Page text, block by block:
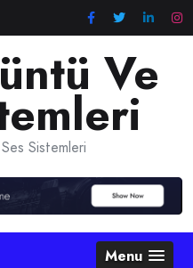
Ve
Sistemleri
Menu